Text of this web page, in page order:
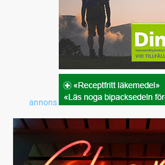
annons